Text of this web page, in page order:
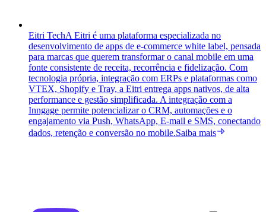
Eitri TechA Eitri é uma plataforma especializada no
desenvolvimento de apps de e-commerce white label, pensada
para marcas que querem transformar o canal mobile em uma
fonte consistente de receita, recorrência e fidelização. Com
tecnologia própria, integração com ERPs e plataformas como
VTEX, Shopify e Tray, a Eitri entrega apps nativos, de alta
performance e gestão simplificada. A integração com a
Inngage permite potencializar o CRM, automações e o
engajamento via Push, WhatsApp, E-mail e SMS, conectando
dados, retenção e conversão no mobile.Saiba mais